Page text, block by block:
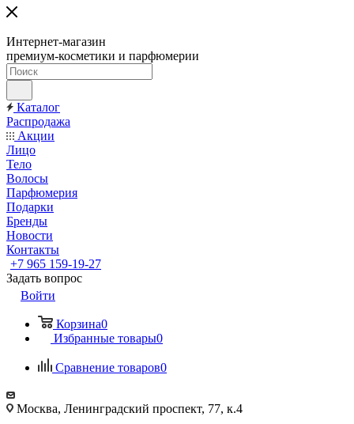
Интернет-магазин
премиум-косметики и парфюмерии
Каталог
Распродажа
Акции
Лицо
Тело
Волосы
Парфюмерия
Подарки
Бренды
Новости
Контакты
+7 965 159-19-27
Задать вопрос
Войти
Корзина0
Избранные товары0
Сравнение товаров0
Москва, Ленинградский проспект, 77, к.4